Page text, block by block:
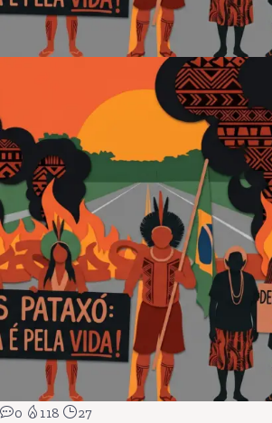
0 118 27